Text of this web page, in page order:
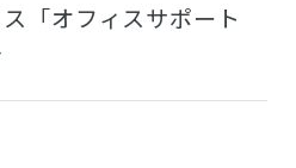
「オフィスサポート